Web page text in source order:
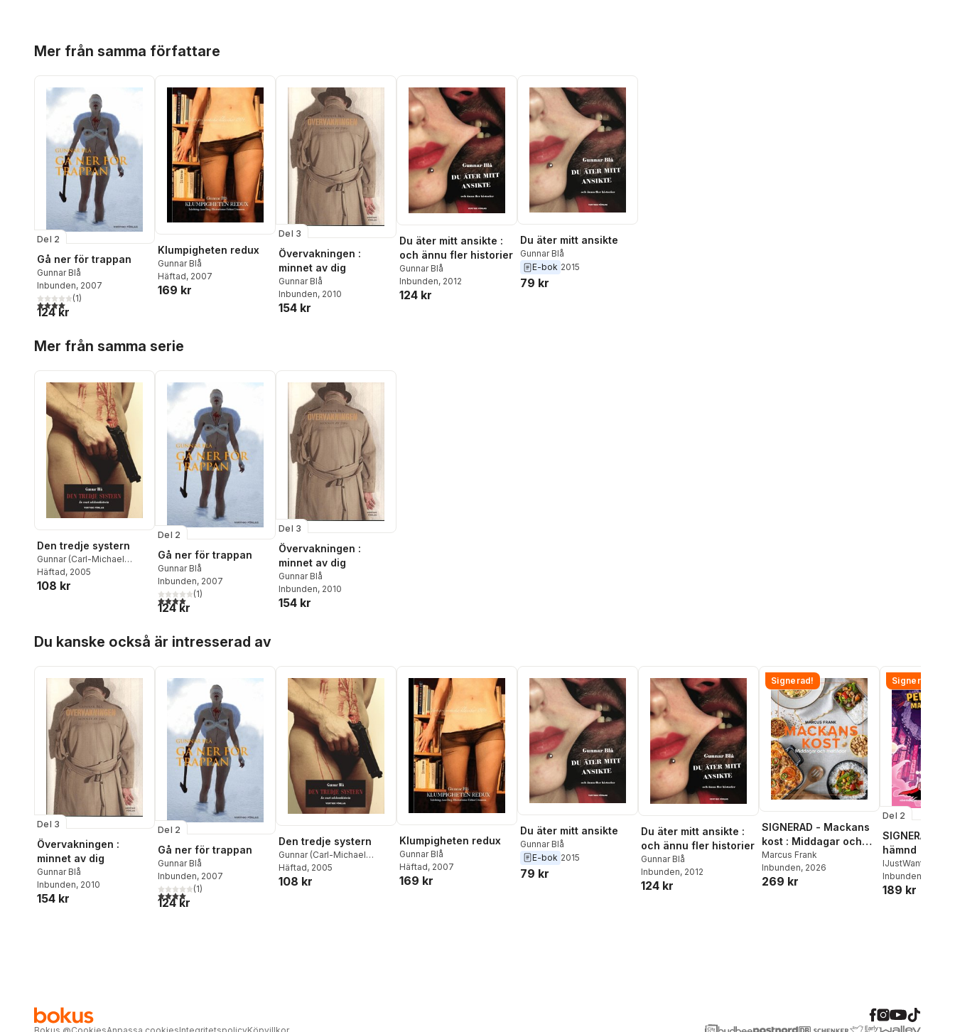
Mer från samma författare
Del 2
Gå ner för trappan
Gunnar Blå
Inbunden, 2007
4,0utav 5 stjärnor. Totalt antal röster:
(1)
124 kr
Klumpigheten redux
Gunnar Blå
Häftad, 2007
169 kr
Del 3
Övervakningen :
minnet av dig
Gunnar Blå
Inbunden, 2010
154 kr
Du äter mitt ansikte :
och ännu fler historier
Gunnar Blå
Inbunden, 2012
124 kr
Du äter mitt ansikte
Gunnar Blå
E-bok 2015
79 kr
Mer från samma serie
Den tredje systern
Gunnar (Carl-Michael
Edenborg) Blå
Häftad, 2005
108 kr
Del 2
Gå ner för trappan
Gunnar Blå
Inbunden, 2007
4,0utav 5 stjärnor. Totalt antal röster:
(1)
124 kr
Del 3
Övervakningen :
minnet av dig
Gunnar Blå
Inbunden, 2010
154 kr
Du kanske också är intresserad av
Del 3
Övervakningen :
minnet av dig
Gunnar Blå
Inbunden, 2010
154 kr
Del 2
Gå ner för trappan
Gunnar Blå
Inbunden, 2007
4,0utav 5 stjärnor. Totalt antal röster:
(1)
124 kr
Den tredje systern
Gunnar (Carl-Michael
Edenborg) Blå
Häftad, 2005
108 kr
Klumpigheten redux
Gunnar Blå
Häftad, 2007
169 kr
Du äter mitt ansikte
Gunnar Blå
E-bok 2015
79 kr
Du äter mitt ansikte :
och ännu fler historier
Gunnar Blå
Inbunden, 2012
124 kr
Signerad!
SIGNERAD - Mackans
kost : Middagar och
matlådor
Marcus Frank
Inbunden, 2026
269 kr
Signerad!
Del 2
SIGNERAD -
hämnd
Adolphson
Beer ,Victor Beer
Inbunden
189 kr